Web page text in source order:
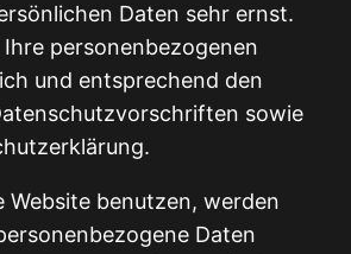
Daten sehr ernst.
personenbezogenen
und entsprechend den
sowie
Website benutzen, werden
Daten